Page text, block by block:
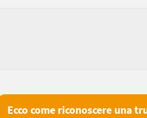
Ecco come riconoscere una